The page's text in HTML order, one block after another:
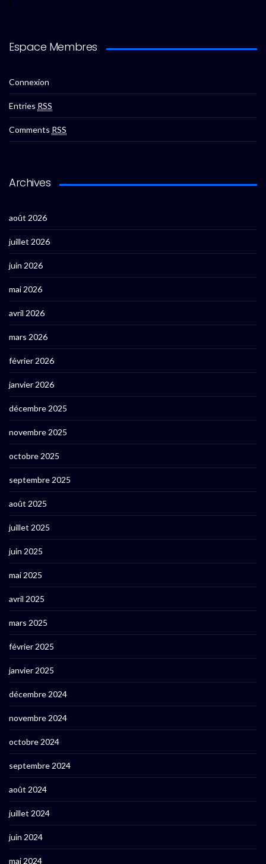
Espace Membres
Connexion
Entries RSS
Comments RSS
Archives
août 2026
juillet 2026
juin 2026
mai 2026
avril 2026
mars 2026
février 2026
janvier 2026
décembre 2025
novembre 2025
octobre 2025
septembre 2025
août 2025
juillet 2025
juin 2025
mai 2025
avril 2025
mars 2025
février 2025
janvier 2025
décembre 2024
novembre 2024
octobre 2024
septembre 2024
août 2024
juillet 2024
juin 2024
mai 2024